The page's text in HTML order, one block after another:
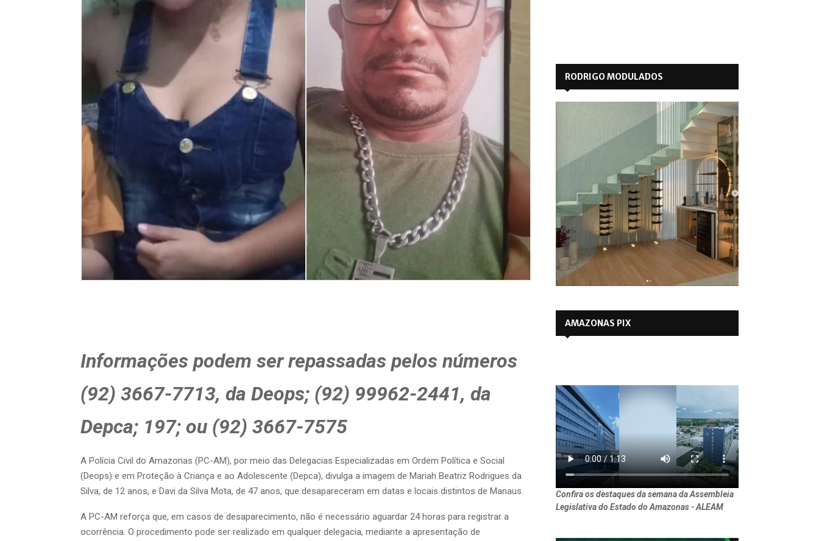
Informações podem ser repassadas pelos números
(92) 3667-7713, da Deops; (92) 99962-2441, da
Depca; 197; ou (92) 3667-7575
A Polícia Civil do Amazonas (PC-AM), por meio das Delegacias Especializadas em Ordem Política e Social
(Deops) e em Proteção à Criança e ao Adolescente (Depca), divulga a imagem de Mariah Beatriz Rodrigues da
Silva, de 12 anos, e Davi da Silva Mota, de 47 anos, que desapareceram em datas e locais distintos de Manaus.
A PC-AM reforça que, em casos de desaparecimento, não é necessário aguardar 24 horas para registrar a
ocorrência. O procedimento pode ser realizado em qualquer delegacia, mediante a apresentação de
RODRIGO MODULADOS
AMAZONAS PIX
Confira os destaques da semana da Assembleia
Legislativa do Estado do Amazonas - ALEAM